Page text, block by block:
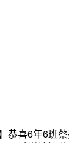
恭喜6年6班